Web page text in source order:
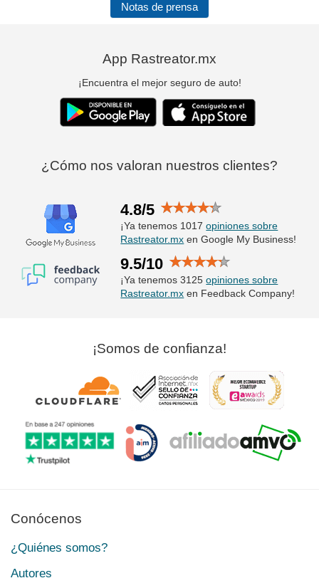
Notas de prensa
App Rastreator.mx
¡Encuentra el mejor seguro de auto!
¿Cómo nos valoran nuestros clientes?
4.8/5
¡Ya tenemos 1017opiniones sobre
Rastreator.mx en Google My Business!
9.5/10
¡Ya tenemos 3125opiniones sobre
Rastreator.mx en Feedback Company!
¡Somos de confianza!
Conócenos
¿Quiénes somos?
Autores